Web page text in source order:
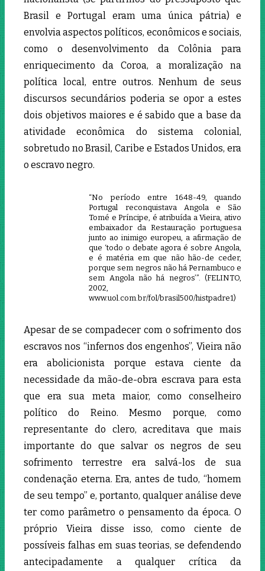
Brasil e Portugal eram uma única pátria) e
envolvia aspectos políticos, econômicos e sociais,
como o desenvolvimento da Colônia para
enriquecimento da Coroa, a moralização na
política local, entre outros. Nenhum de seus
discursos secundários poderia se opor a estes
dois objetivos maiores e é sabido que a base da
atividade econômica do sistema colonial,
sobretudo no Brasil, Caribe e Estados Unidos, era
o escravo negro.
“No período entre 1648-49, quando
Portugal reconquistava Angola e São
Tomé e Príncipe, é atribuída a Vieira, ativo
embaixador da Restauração portuguesa
junto ao inimigo europeu, a afirmação de
que ‘todo o debate agora é sobre Angola,
e é matéria em que não hão-de ceder,
porque sem negros não há Pernambuco e
sem Angola não há negros’”. (FELINTO,
2002,
www.uol.com.br/fol/brasil500/histpadre1)
Apesar de se compadecer com o sofrimento dos
escravos nos “infernos dos engenhos”, Vieira não
era abolicionista porque estava ciente da
necessidade da mão-de-obra escrava para esta
que era sua meta maior, como conselheiro
político do Reino. Mesmo porque, como
representante do clero, acreditava que mais
importante do que salvar os negros de seu
sofrimento terrestre era salvá-los de sua
condenação eterna. Era, antes de tudo, “homem
de seu tempo” e, portanto, qualquer análise deve
ter como parâmetro o pensamento da época. O
próprio Vieira disse isso, como ciente de
possíveis falhas em suas teorias, se defendendo
antecipadamente a qualquer crítica da